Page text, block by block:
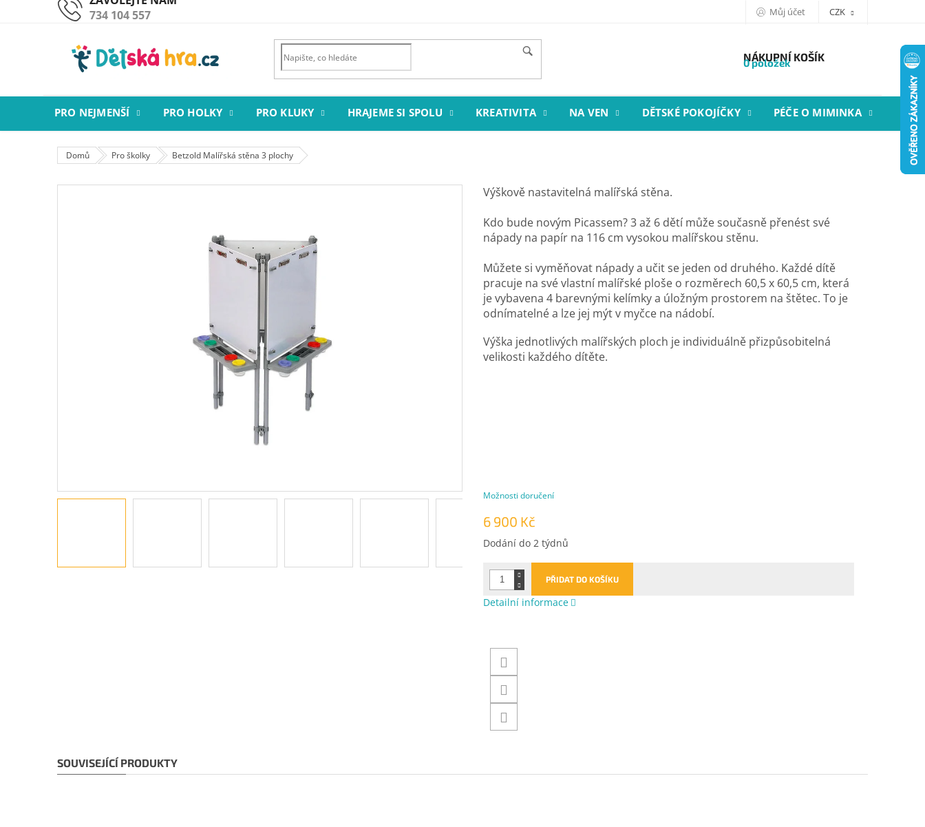
734 104 557 Můj účet CZK
NÁKUPNÍ KOŠÍK
0 položek
PRO NEJMENŠÍ PRO HOLKY PRO KLUKY HRAJEME SI SPOLU KREATIVITA NA VEN DĚTSKÉ POKOJÍČKY PÉČE O MIMINKA
Domů Pro školky Betzold Malířská stěna 3 plochy
6 900 Kč
Měrná
Dodání do 2 týdnů
Možnosti doručení
PŘIDAT DO KOŠÍKU
Výškově nastavitelná malířská stěna.
Kdo bude novým Picassem? 3 až 6 dětí může současně přenést své
nápady na papír na 116 cm vysokou malířskou stěnu.
Můžete si vyměňovat nápady a učit se jeden od druhého. Každé dítě
pracuje na své vlastní malířské ploše o rozměrech 60,5 x 60,5 cm, která
je vybavena 4 barevnými kelímky a úložným prostorem na štětec. To je
odnímatelné a lze jej mýt v myčce na nádobí.
Výška jednotlivých malířských ploch je individuálně přizpůsobitelná
velikosti každého dítěte.
Detailní informace
SOUVISEJÍCÍ PRODUKTY